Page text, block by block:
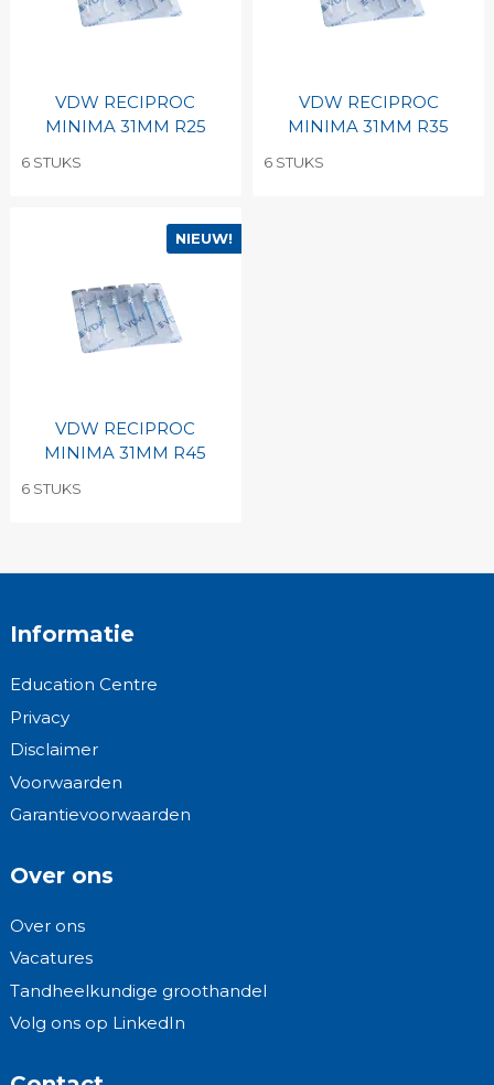
VDW RECIPROC
MINIMA 31MM R25
6 STUKS
VDW RECIPROC
MINIMA 31MM R35
6 STUKS
NIEUW!
VDW RECIPROC
MINIMA 31MM R45
6 STUKS
Informatie
Education Centre
Privacy
Disclaimer
Voorwaarden
Garantievoorwaarden
Over ons
Over ons
Vacatures
Tandheelkundige groothandel
Volg ons op LinkedIn